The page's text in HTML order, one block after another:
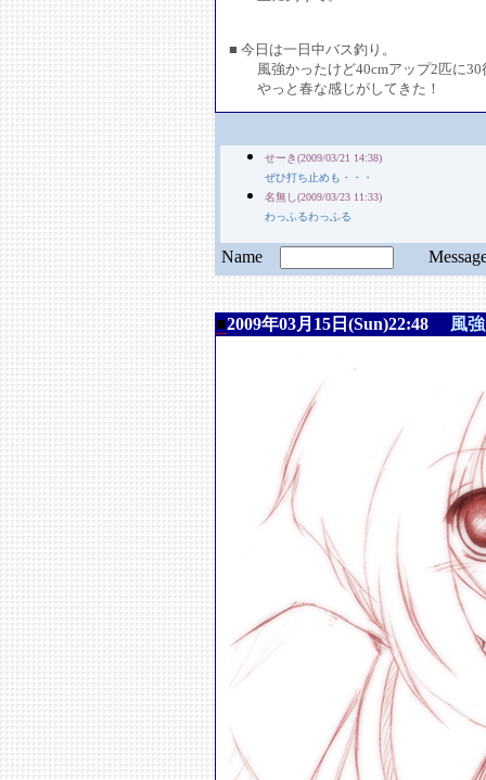
■ 今日は一日中バス釣り。
風強かったけど40cmアップ2匹に30
やっと春な感じがしてきた！
せーき(2009/03/21 14:38)
ぜひ打ち止めも・・・
名無し(2009/03/23 11:33)
わっふるわっふる
Name
■2009年03月15日(Sun)22:48 風